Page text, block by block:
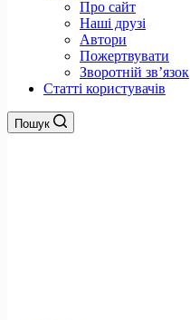
Про сайт
Наші друзі
Автори
Пожертвувати
Зворотній зв’язок
Статті користувачів
Пошук